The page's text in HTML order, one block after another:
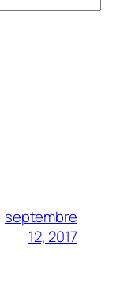
septembre
12, 2017